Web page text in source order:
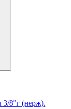
3/8"г (нерж).